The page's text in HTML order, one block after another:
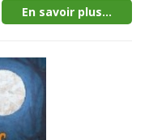
En savoir plus...